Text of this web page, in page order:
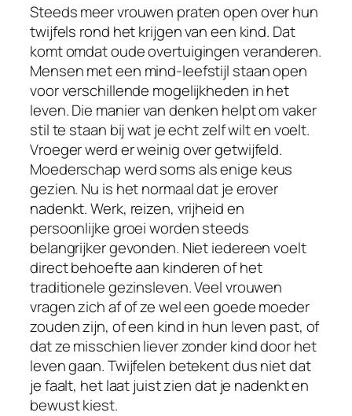
Steeds meer vrouwen praten open over hun
twijfels rond het krijgen van een kind. Dat
komt omdat oude overtuigingen veranderen.
Mensen met een mind-leefstijl staan open
voor verschillende mogelijkheden in het
leven. Die manier van denken helpt om vaker
stil te staan bij wat je echt zelf wilt en voelt.
Vroeger werd er weinig over getwijfeld.
Moederschap werd soms als enige keus
gezien. Nu is het normaal dat je erover
nadenkt. Werk, reizen, vrijheid en
persoonlijke groei worden steeds
belangrijker gevonden. Niet iedereen voelt
direct behoefte aan kinderen of het
traditionele gezinsleven. Veel vrouwen
vragen zich af of ze wel een goede moeder
zouden zijn, of een kind in hun leven past, of
dat ze misschien liever zonder kind door het
leven gaan. Twijfelen betekent dus niet dat
je faalt, het laat juist zien dat je nadenkt en
bewust kiest.